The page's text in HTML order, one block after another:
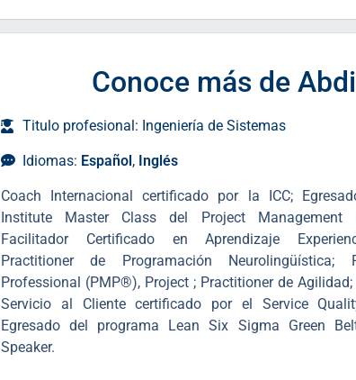
Conoce más de
Titulo profesional: Ingeniería de Sistemas
Idiomas: Español, Inglés
Coach Internacional certificado por la ICC;
Institute Master Class del Project Management
Facilitador Certificado en Aprendizaje
Practitioner de Programación Neurolingüística;
Professional (PMP®), Project ; Practitioner de
Servicio al Cliente certificado por el Service
Egresado del programa Lean Six Sigma Green
Speaker.